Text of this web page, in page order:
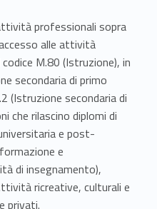
professionali sopra
alle attività
M.80 (Istruzione), in
secondaria di primo
(Istruzione secondaria di
che rilascino diplomi di
e post-
e
di insegnamento),
ricreative, culturali e
privati.